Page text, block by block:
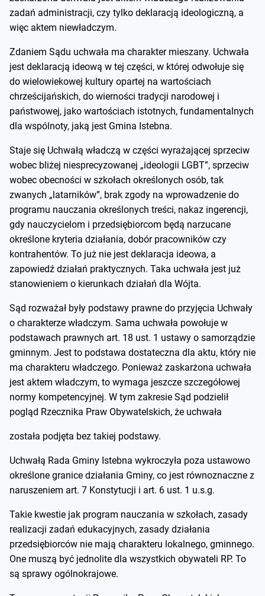
zadań administracji, czy tylko deklaracją ideologiczną, a
więc aktem niewładczym.
Zdaniem Sądu uchwała ma charakter mieszany. Uchwała
jest deklaracją ideową w tej części, w której odwołuje się
do wielowiekowej kultury opartej na wartościach
chrześcijańskich, do wierności tradycji narodowej i
państwowej, jako wartościach istotnych, fundamentalnych
dla wspólnoty, jaką jest Gmina Istebna.
Staje się Uchwałą władczą w części wyrażającej sprzeciw
wobec bliżej niesprecyzowanej „ideologii LGBT”, sprzeciw
wobec obecności w szkołach określonych osób, tak
zwanych „latarników”, brak zgody na wprowadzenie do
programu nauczania określonych treści, nakaz ingerencji,
gdy nauczycielom i przedsiębiorcom będą narzucane
określone kryteria działania, dobór pracowników czy
kontrahentów. To już nie jest deklaracja ideowa, a
zapowiedź działań praktycznych. Taka uchwała jest już
stanowieniem o kierunkach działań dla Wójta.
Sąd rozważał były podstawy prawne do przyjęcia Uchwały
o charakterze władczym. Sama uchwała powołuje w
podstawach prawnych art. 18 ust. 1 ustawy o samorządzie
gminnym. Jest to podstawa dostateczna dla aktu, który nie
ma charakteru władczego. Ponieważ zaskarżona uchwała
jest aktem władczym, to wymaga jeszcze szczegółowej
normy kompetencyjnej. W tym zakresie Sąd podzielił
pogląd Rzecznika Praw Obywatelskich, że uchwała
została podjęta bez takiej podstawy.
Uchwałą Rada Gminy Istebna wykroczyła poza ustawowo
określone granice działania Gminy, co jest równoznaczne z
naruszeniem art. 7 Konstytucji i art. 6 ust. 1 u.s.g.
Takie kwestie jak program nauczania w szkołach, zasady
realizacji zadań edukacyjnych, zasady działania
przedsiębiorców nie mają charakteru lokalnego, gminnego.
One muszą być jednolite dla wszystkich obywateli RP. To
są sprawy ogólnokrajowe.